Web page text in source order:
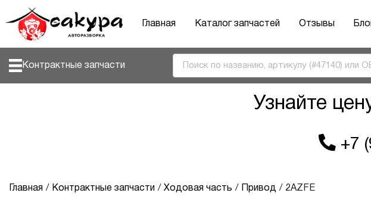
Главная Каталог запчастей Отзывы
Контрактные запчасти
Узнайте
+7
Главная Контрактные запчасти Ходовая часть Привод 2AZFE